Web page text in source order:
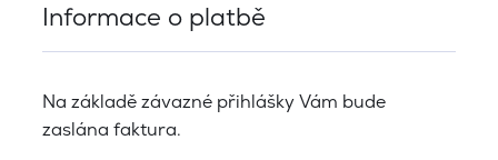
Informace o platbě
Na základě závazné přihlášky Vám bude
zaslána faktura.